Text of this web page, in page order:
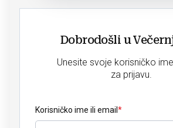
Dobrodošli u
Unesite svoje korisničko
za prijavu.
Korisničko ime ili email